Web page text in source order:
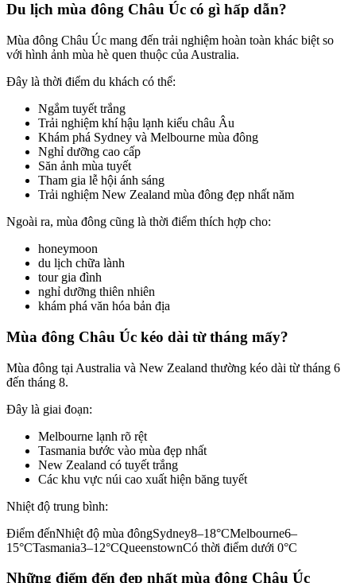
Du lịch mùa đông Châu Úc có gì hấp dẫn?
Mùa đông Châu Úc mang đến trải nghiệm hoàn toàn khác biệt so
với hình ảnh mùa hè quen thuộc của Australia.
Đây là thời điểm du khách có thể:
Ngắm tuyết trắng
Trải nghiệm khí hậu lạnh kiểu châu Âu
Khám phá Sydney và Melbourne mùa đông
Nghỉ dưỡng cao cấp
Săn ảnh mùa tuyết
Tham gia lễ hội ánh sáng
Trải nghiệm New Zealand mùa đông đẹp nhất năm
Ngoài ra, mùa đông cũng là thời điểm thích hợp cho:
honeymoon
du lịch chữa lành
tour gia đình
nghỉ dưỡng thiên nhiên
khám phá văn hóa bản địa
Mùa đông Châu Úc kéo dài từ tháng mấy?
Mùa đông tại Australia và New Zealand thường kéo dài từ tháng 6
đến tháng 8.
Đây là giai đoạn:
Melbourne lạnh rõ rệt
Tasmania bước vào mùa đẹp nhất
New Zealand có tuyết trắng
Các khu vực núi cao xuất hiện băng tuyết
Nhiệt độ trung bình:
Điểm đếnNhiệt độ mùa đôngSydney8–18°CMelbourne6–
15°CTasmania3–12°CQueenstownCó thời điểm dưới 0°C
Những điểm đến đẹp nhất mùa đông Châu Úc